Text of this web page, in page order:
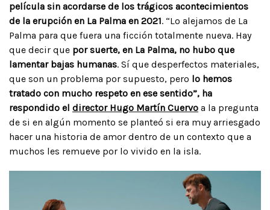
película sin acordarse de los trágicos acontecimientos
de la erupción en La Palma en 2021. “Lo alejamos de La
Palma para que fuera una ficción totalmente nueva. Hay
que decir que por suerte, en La Palma, no hubo que
lamentar bajas humanas. Sí que desperfectos materiales,
que son un problema por supuesto, pero lo hemos
tratado con mucho respeto en ese sentido”, ha
respondido el director Hugo Martín Cuervo a la pregunta
de si en algún momento se planteó si era muy arriesgado
hacer una historia de amor dentro de un contexto que a
muchos les remueve por lo vivido en la isla.